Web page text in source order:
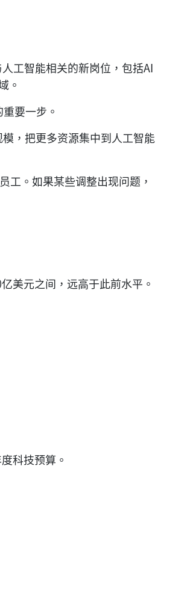
工智能相关的新岗位，包括AI
。
要一步。
，把更多资源集中到人工智能
。如果某些调整出现问题，
美元之间，远高于此前水平。
科技预算。